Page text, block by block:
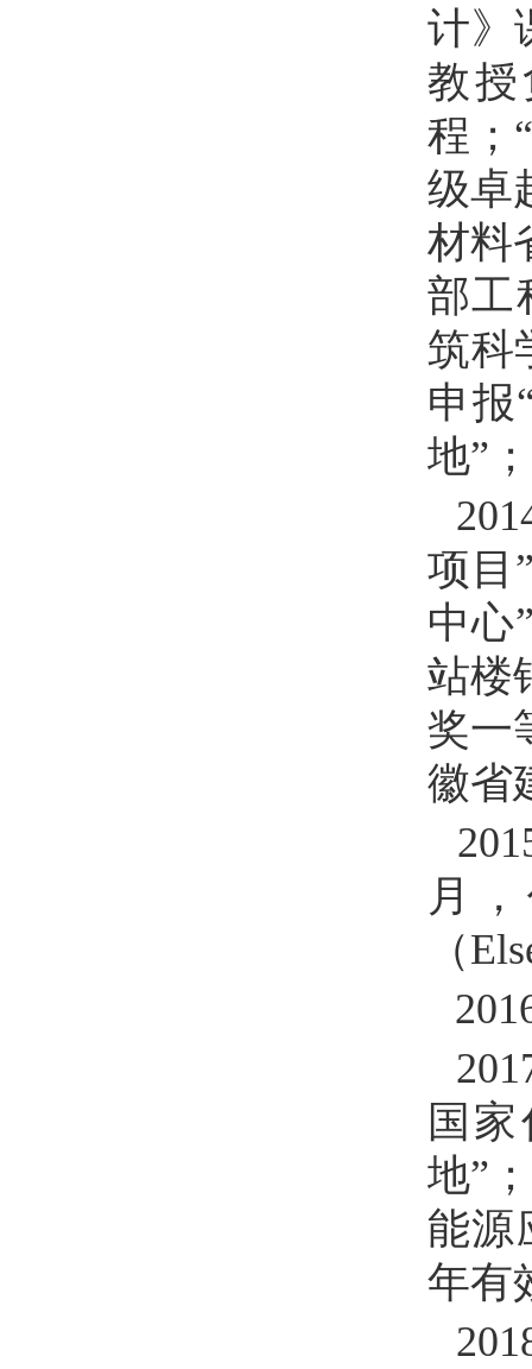
计》
教
程；
级卓
材料
部工
筑科
申
地”；
项目
中心
站楼
奖一
徽省
月
（
国
地”
能源
年有